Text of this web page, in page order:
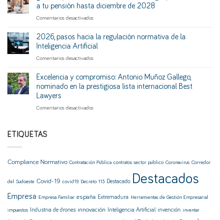
(y
no
o
no
Cadena
pisa
el
récord
sanciones
y
en
a tu pensión hasta diciembre de 2028
Comentarios desactivadosen
prácticas
sin
La
legal
para
tu
2026, pasos hacia la regulación normativa de la
Inteligencia Artificial
Comentarios desactivadosen
hacia
normativa
Excelencia y compromiso: Antonio Muñoz Gallego,
nominado en la prestigiosa lista internacional Best
Lawyers
Comentarios desactivadosen
nominado
la
lista
internacional
ETIQUETAS
Compliance Normativo Contratación Pública contratos sector público Coronavirus Corredor
del Sudoeste Covid-19 covid19 Decreto 113 Destacado Destacados
Empresa Empresa Familiar españa Extremadura Herramientas de Gestión Empresarial
impuestos Industria de drones innovación Inteligencia Artificial invención inventar